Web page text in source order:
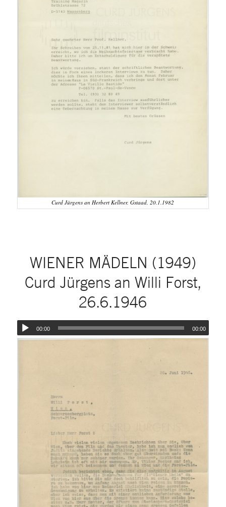
Curd Jürgens an Herbert Kellner. Gstaad, 20.1.1982
WIENER MÄDELN (1949)
Curd Jürgens an Willi Forst,
26.6.1946
00:00 00:00